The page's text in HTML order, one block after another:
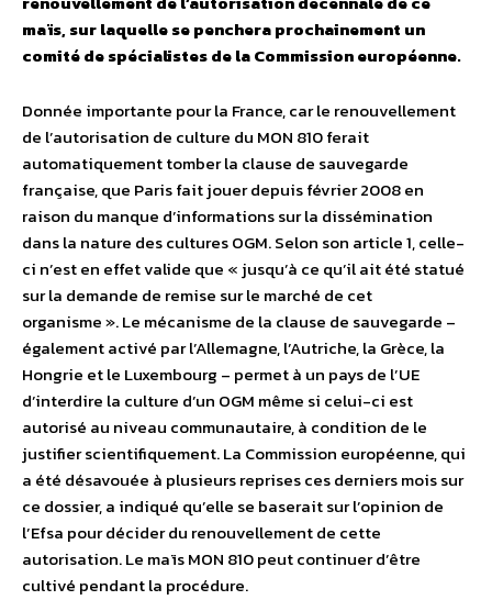
maïs, sur laquelle se penchera prochainement un
comité de spécialistes de la Commission européenne.
Donnée importante pour la France, car le renouvellement
de l’autorisation de culture du MON 810 ferait
automatiquement tomber la clause de sauvegarde
française, que Paris fait jouer depuis février 2008 en
raison du manque d’informations sur la dissémination
dans la nature des cultures OGM. Selon son article 1, celle-
ci n’est en effet valide que « jusqu’à ce qu’il ait été statué
sur la demande de remise sur le marché de cet
organisme ». Le mécanisme de la clause de sauvegarde –
également activé par l’Allemagne, l’Autriche, la Grèce, la
Hongrie et le Luxembourg – permet à un pays de l’UE
d’interdire la culture d’un OGM même si celui-ci est
autorisé au niveau communautaire, à condition de le
justifier scientifiquement. La Commission européenne, qui
a été désavouée à plusieurs reprises ces derniers mois sur
ce dossier, a indiqué qu’elle se baserait sur l’opinion de
l’Efsa pour décider du renouvellement de cette
autorisation. Le maïs MON 810 peut continuer d’être
cultivé pendant la procédure.